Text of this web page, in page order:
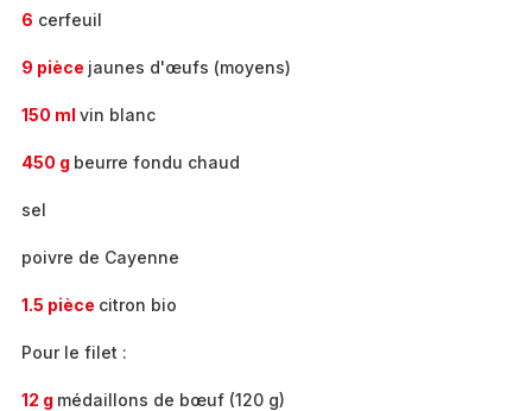
6 cerfeuil
9 pièce jaunes d'œufs (moyens)
150 ml vin blanc
450 g beurre fondu chaud
sel
poivre de Cayenne
1.5 pièce citron bio
Pour le filet :
12 g médaillons de bœuf (120 g)